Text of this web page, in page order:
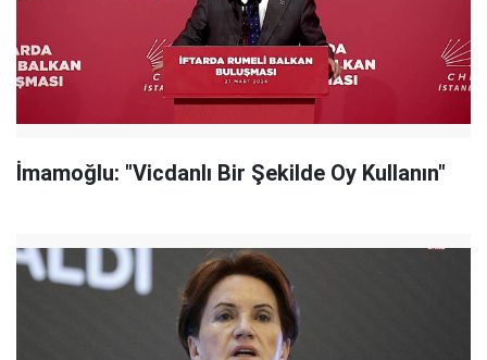
İmamoğlu: "Vicdanlı Bir Şekilde Oy Kullanın"